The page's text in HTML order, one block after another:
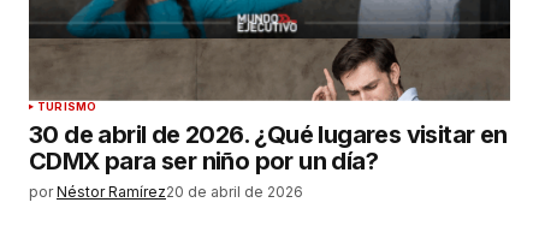
TURISMO
30 de abril de 2026. ¿Qué lugares visitar en
CDMX para ser niño por un día?
por Néstor Ramírez20 de abril de 2026